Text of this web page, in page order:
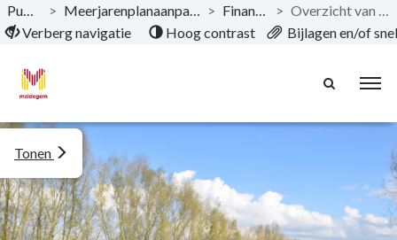
Naar hoofdinhoud
Publicaties > Meerjarenplanaanpassing 5 2020-2027 AGB > Financiële nota >
Overzicht van de kredieten (M3)
Verberg navigatie
Hoog contrast Bijlagen en/of
Tonen